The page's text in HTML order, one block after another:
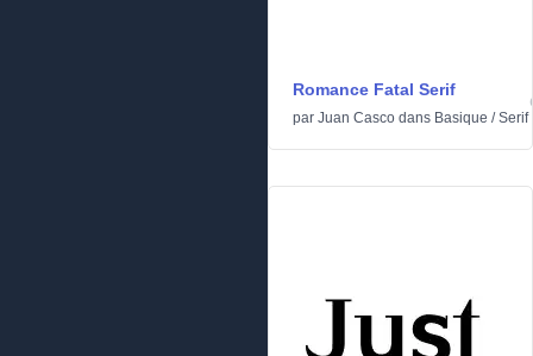
Romance Fatal Serif
par Juan Casco dans Basique /Serif